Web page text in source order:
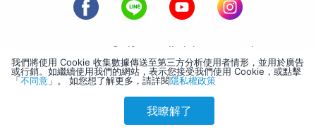
刷卡優惠 會員訂購
1988-2026 © Lifetour All Rights Reserved.
我們將使用 Cookie 收集數據傳送至第三方分析使用者情形，並用於廣告
或行銷。如繼續使用我們的網站，表示您接受我們使用 Cookie，或點擊
「不同意 」。 如您想了解更多，請詳閱隱私權政策
我瞭解了